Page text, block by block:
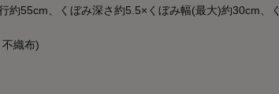
約55cm、くぼみ深さ約5.5×くぼみ幅(最大)約30cm、く
織布)